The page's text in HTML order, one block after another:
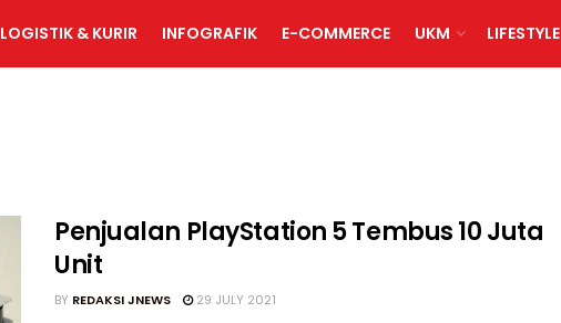
LOGISTIK & KURIR INFOGRAFIK E-COMMERCE UKM LIFESTYLE
Penjualan PlayStation 5 Tembus 10 Juta
Unit
BY REDAKSI JNEWS 29 JULY 2021